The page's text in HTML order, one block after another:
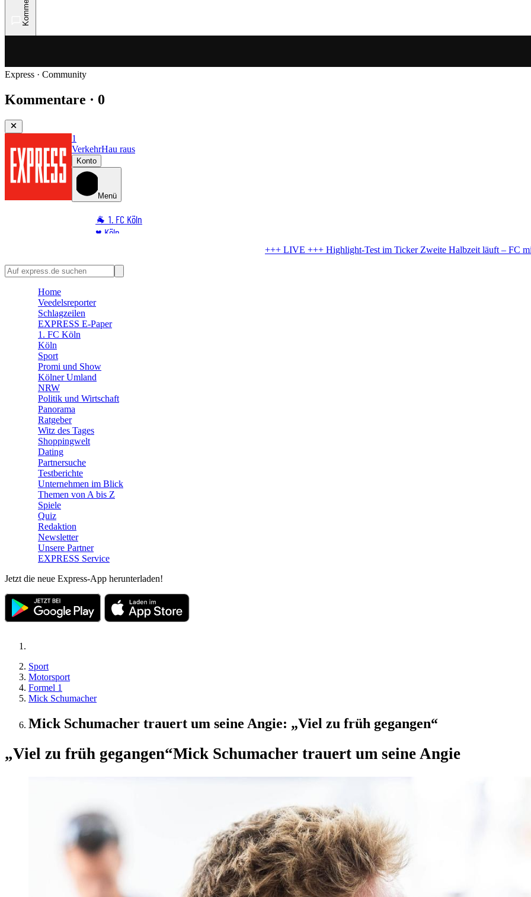
Express · Community
Kommentare · 0
1
VerkehrHau raus
Konto
Menü
🐐 1. FC Köln
♥️ Köln
🏆 Sport
🛒 Shoppingwelt
Zweite Halbzeit läuft – FC mit Durchhänger nach Eigentor
Home
Veedelsreporter
Schlagzeilen
EXPRESS E-Paper
1. FC Köln
Köln
Sport
Promi und Show
Kölner Umland
NRW
Politik und Wirtschaft
Panorama
Ratgeber
Witz des Tages
Shoppingwelt
Dating
Partnersuche
Testberichte
Unternehmen im Blick
Themen von A bis Z
Spiele
Quiz
Redaktion
Newsletter
Unsere Partner
EXPRESS Service
Jetzt die neue Express-App herunterladen!
Sport
Motorsport
Formel 1
Mick Schumacher
Mick Schumacher trauert um seine Angie: „Viel zu früh gegangen“
„Viel zu früh gegangen“Mick Schumacher trauert um seine Angie